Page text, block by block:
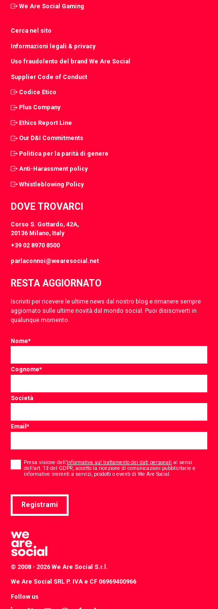
We Are Social Gaming
Cerca nel sito
Informazioni legali & privacy
Uso fraudolento del brand We Are Social
Supplier Code of Conduct
Codice Etico
Plus Company
Ethics Report Line
Our D&I Commitments
Politica per la parità di genere
Anti-Harassment policy
Whistleblowing Policy
DOVE TROVARCI
Corso S. Gottardo, 42A,
20136 Milano, Italy
+39 02 8970 8500
parlaconnoi@wearesocial.net
RESTA AGGIORNATO
Iscriviti per ricevere le ultime news dal nostro blog e rimanere sempre
aggiornato sulle ultime novità dal mondo social. Puoi disiscriverti in
qualunque momento.
Nome*
Cognome*
Società
Email*
Presa visione dell’informativa sul trattamento dei dati personali ai sensi
dell’art. 13 del GDPR, accetto la ricezione di comunicazioni pubblicitarie e
informative inerenti a servizi, prodotti o eventi di We Are Social.
Registrami
© 2008 - 2026 We Are Social S.r.l.
We Are Social SRL P. IVA e CF 06969400966
Follow us